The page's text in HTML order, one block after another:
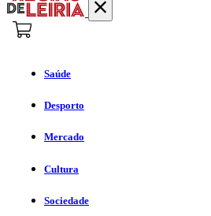
Saúde
Desporto
Mercado
Cultura
Sociedade